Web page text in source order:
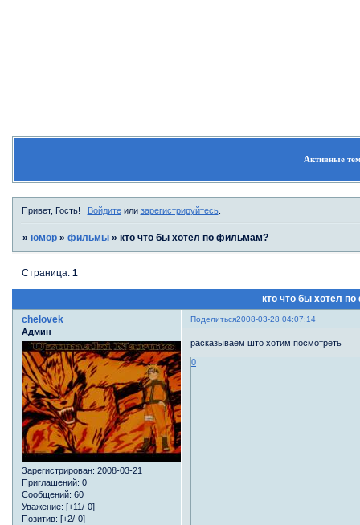
Активные
Привет, Гость! Войдитеили зарегистрируйтесь.
»юмор »фильмы »кто что бы хотел по фильмам?
кто что бы хотел
Страница:1
Поделиться2008-03-28 04:07:14
chelovek
Админ
Зарегистрирован: 2008-03-21
Приглашений: 0
Сообщений: 60
Уважение: [+11/-0]
Позитив: [+2/-0]
расказываем што хотим посмотреть
0